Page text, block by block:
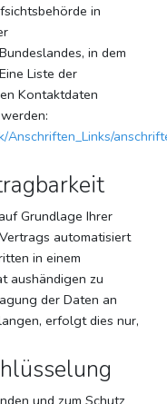
in
in dem
Liste der
Kontaktdaten
Grundlage Ihrer
automatisiert
in einem
aushändigen zu
der Daten an
erfolgt dies nur,
und zum Schutz